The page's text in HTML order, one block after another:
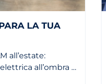
LA TUA
all’estate:
all’ombra e